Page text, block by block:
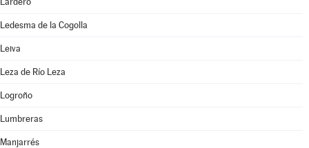
Ledesma de la Cogolla
Leiva
Leza de Río Leza
Logroño
Lumbreras
Manjarrés